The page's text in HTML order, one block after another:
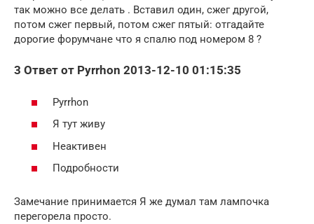
так можно все делать . Вставил один, сжег другой,
потом сжег первый, потом сжег пятый: отгадайте
дорогие форумчане что я спалю под номером 8 ?
3 Ответ от Pyrrhon 2013-12-10 01:15:35
Pyrrhon
Я тут живу
Неактивен
Подробности
Замечание принимается Я же думал там лампочка
перегорела просто.